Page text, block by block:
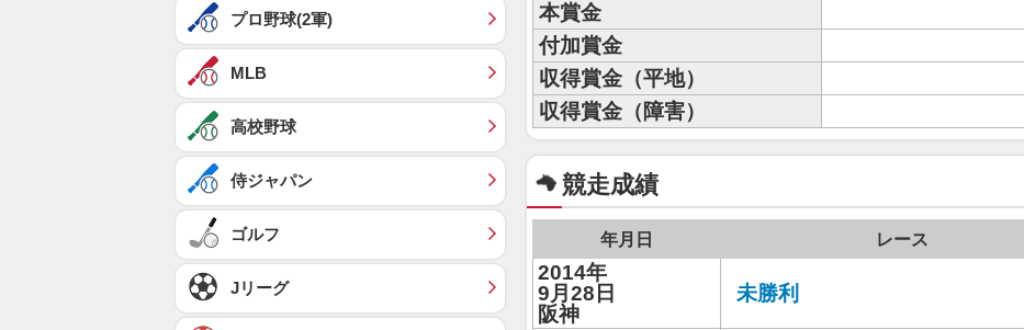
本賞金
付加賞金
収得賞金（平地）
収得賞金（障害）
競走成績
年月日 レース
2014年
9月28日
阪神
未勝利
プロ野球(2軍)
MLB
高校野球
侍ジャパン
ゴルフ
Jリーグ